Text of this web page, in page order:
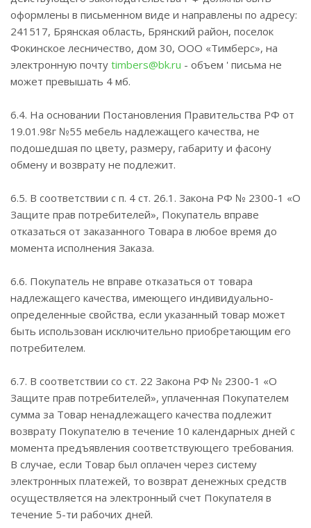
оформлены в письменном виде и направлены по адресу:
241517, Брянская область, Брянский район, поселок
Фокинское лесничество, дом 30, ООО «Тимберс», на
электронную почту timbers@bk.ru - объем ' письма не
может превышать 4 мб.
6.4. На основании Постановления Правительства РФ от
19.01.98г №55 мебель надлежащего качества, не
подошедшая по цвету, размеру, габариту и фасону
обмену и возврату не подлежит.
6.5. В соответствии с п. 4 ст. 26.1. Закона РФ № 2300-1 «О
Защите прав потребителей», Покупатель вправе
отказаться от заказанного Товара в любое время до
момента исполнения Заказа.
6.6. Покупатель не вправе отказаться от товара
надлежащего качества, имеющего индивидуально-
определенные свойства, если указанный товар может
быть использован исключительно приобретающим его
потребителем.
6.7. В соответствии со ст. 22 Закона РФ № 2300-1 «О
Защите прав потребителей», уплаченная Покупателем
сумма за Товар ненадлежащего качества подлежит
возврату Покупателю в течение 10 календарных дней с
момента предъявления соответствующего требования.
В случае, если Товар был оплачен через систему
электронных платежей, то возврат денежных средств
осуществляется на электронный счет Покупателя в
течение 5-ти рабочих дней.